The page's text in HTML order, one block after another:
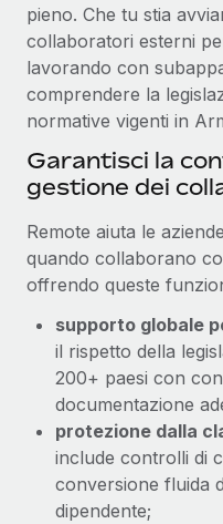
pieno. Che tu stia
collaboratori esterni
lavorando con
comprendere la
normative vigenti in
Garantisci la
gestione dei
Remote aiuta le
quando collaborano
offrendo queste
supporto globale
il rispetto della
200+ paesi con
documentazione
protezione dalla
include controlli di
conversione fluida
dipendente;